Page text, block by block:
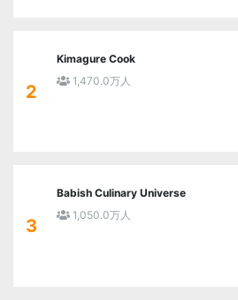
2
Kimagure Cook
1,470.0万人
3
Babish Culinary Universe
1,050.0万人